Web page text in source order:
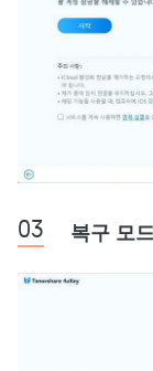
복구 모